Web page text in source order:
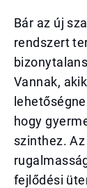
Bár az új
rendszert
Vannak,
hogy
szinthez.
fejlődési